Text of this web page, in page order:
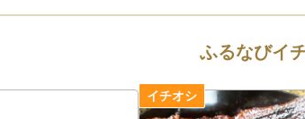
期不在などでお受け取りができない期間がある
届け日、曜日のご指定はできかねます。
込みが集中する人気の返礼品は、ページ記載の
ふるなびイ